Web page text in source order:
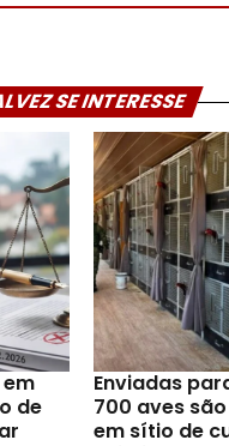
SE INTERESSE
de
Enviadas
700 aves
em sítio de